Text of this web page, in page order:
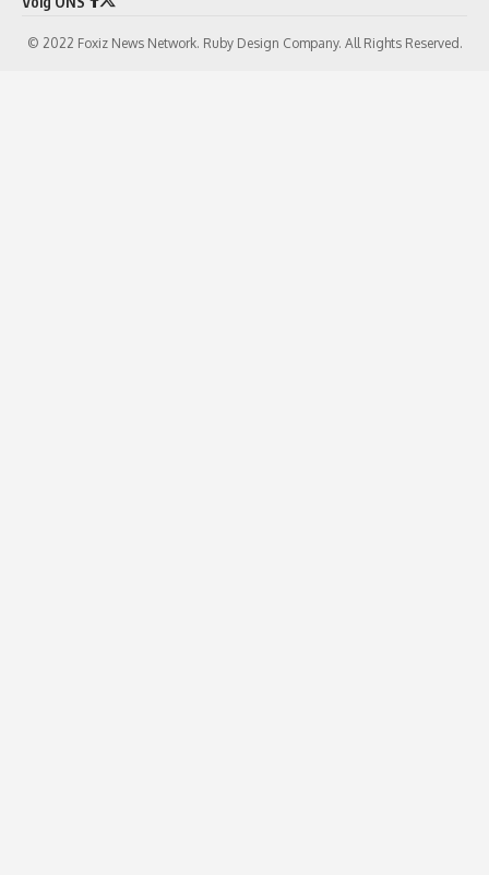
© 2022 Foxiz News Network. Ruby Design Company. All Rights Reserved.